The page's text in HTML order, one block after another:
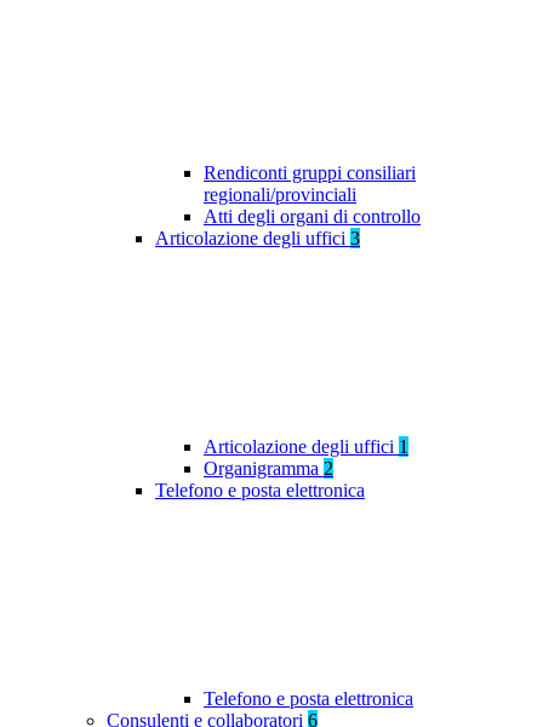
Rendiconti gruppi consiliari
regionali/provinciali
Atti degli organi di controllo
Articolazione degli uffici 3
Articolazione degli uffici 1
Organigramma 2
Telefono e posta elettronica
Telefono e posta elettronica
Consulenti e collaboratori 6